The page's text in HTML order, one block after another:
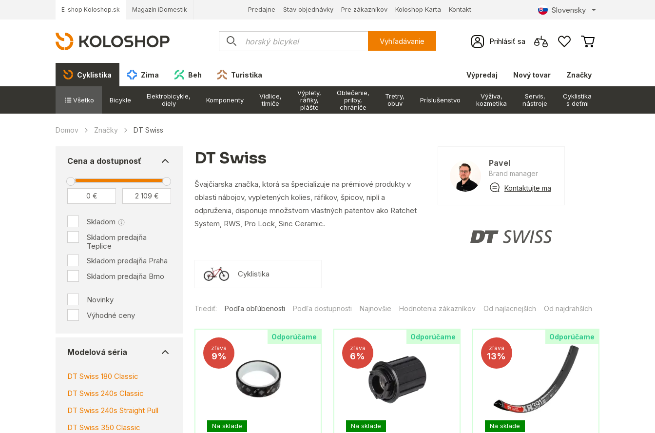
E-shop Koloshop.sk Magazín iDomestik Predajne Stav objednávky Pre zákazníkov Koloshop Karta Kontakt Slovensky
Vyhľadávanie Prihlásiť sa
Cyklistika Zima Beh Turistika Výpredaj Nový tovar Značky
Všetko Bicykle
Elektrobicykle,
diely
Komponenty
Vidlice,
tlmiče
Výplety,
ráfiky,
plášte
Oblečenie,
prilby,
chrániče
Tretry,
obuv
Príslušenstvo
Výživa,
kozmetika
Servis,
nástroje
Cyklistika
s deťmi
Domov Značky DT Swiss
Cena a dostupnosť
Skladom
Skladom predajňa
Teplice
Skladom predajňa Praha
Skladom predajňa Brno
Novinky
Výhodné ceny
Modelová séria
DT Swiss 180 Classic
DT Swiss 240s Classic
DT Swiss 240s Straight Pull
DT Swiss 350 Classic
DT Swiss
Švajčiarska značka, ktorá sa špecializuje na prémiové produkty v
oblasti nábojov, vypletených kolies, ráfikov, špicov, niplí a
odpruženia, disponuje množstvom vlastných patentov ako Ratchet
System, RWS, Pro Lock, Sinc Ceramic.
Pavel
Brand manager
Kontaktujte ma
Cyklistika
Triediť: Podľa obľúbenosti Podľa dostupnosti Najnovšie Hodnotenia zákazníkov Od najlacnejších Od najdrahších
Odporúčame
zľava
9%
Na sklade
Odporúčame
zľava
6%
Na sklade
Odporúčame
zľava
13%
Na sklade